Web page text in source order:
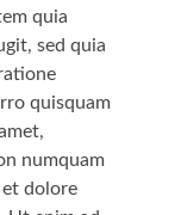
quia
sed quia
quisquam
numquam
dolore